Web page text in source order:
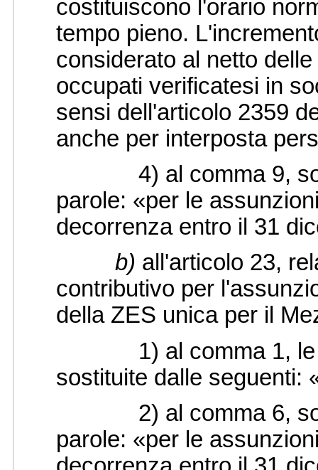
costituiscono l'orario
tempo pieno.
considerato al netto
occupati verificatesi in
sensi dell'articolo 2359
anche per interposta
4) al comma 9, sono
parole: «per le
decorrenza entro il 31
b) all'articolo 23,
contributivo per
della ZES unica per il
1) al comma 1, le
sostituite dalle seguenti:
2) al comma 6, sono
parole: «per le